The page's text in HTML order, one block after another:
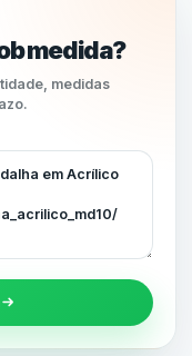
medida?
medidas